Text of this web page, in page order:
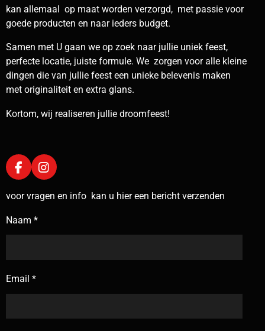
kan allemaal op maat worden verzorgd, met passie voor
goede producten en naar ieders budget.
Samen met U gaan we op zoek naar jullie uniek feest,
perfecte locatie, juiste formule. We zorgen voor alle kleine
dingen die van jullie feest een unieke belevenis maken
met originaliteit en extra glans.
Kortom, wij realiseren jullie droomfeest!
F
a
c
b
I
n
s
m
voor vragen en info kan u hier een bericht verzenden
Naam *
Email *